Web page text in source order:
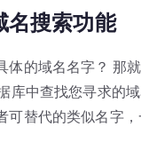
名搜索功能
体的域名名字？ 那
库中查找您寻求的
可替代的类似名字，